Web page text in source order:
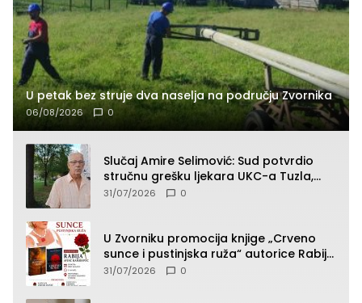
U petak bez struje dva naselja na području Zvornika
06/08/2026 0
Slučaj Amire Selimović: Sud potvrdio
stručnu grešku ljekara UKC-a Tuzla,
presudan dokaz ostala obdukcija
31/07/2026 0
U Zvorniku promocija knjige „Crveno
sunce i pustinjska ruža“ autorice Rabije
Avdić-Hamidović
31/07/2026 0